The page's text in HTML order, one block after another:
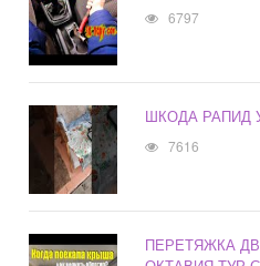
6797
ШКОДА РАПИД
7616
ПЕРЕТЯЖКА